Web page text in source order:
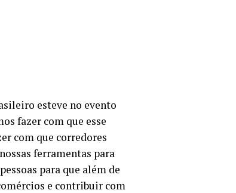
esteve no evento
fazer com que esse
com que corredores
ferramentas para
para que além de
e contribuir com